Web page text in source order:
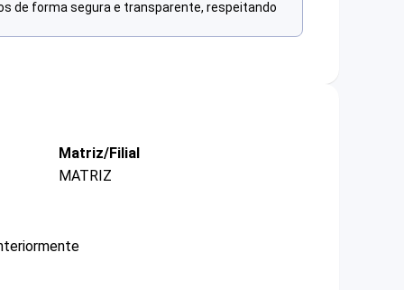
de forma segura e transparente, respeitando
Matriz/Filial
MATRIZ